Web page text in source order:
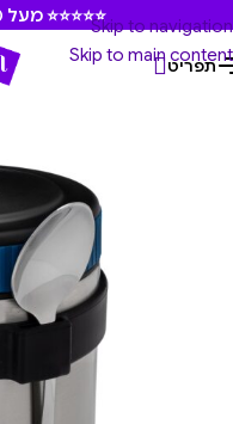
Skip to navigation
Skip to main content
⭐⭐⭐⭐⭐ מעל 12,000 לקוחות מרוצים
תפריט
עמוד הבית בקבוקים